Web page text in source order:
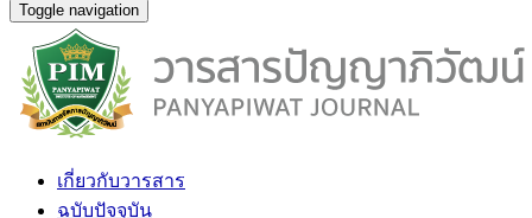
Toggle navigation
เกี่ยวกับวารสาร
ฉบับปัจจุบัน